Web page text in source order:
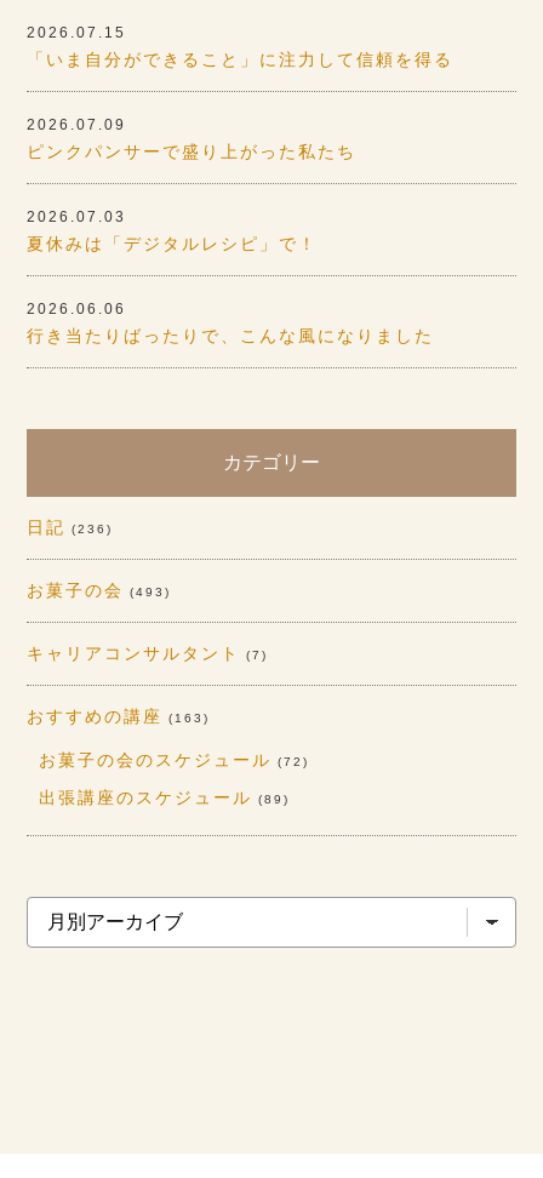
2026.07.15
「いま自分ができること」に注力して信頼を得る
2026.07.09
ピンクパンサーで盛り上がった私たち
2026.07.03
夏休みは「デジタルレシピ」で！
2026.06.06
行き当たりばったりで、こんな風になりました
カテゴリー
日記 (236)
お菓子の会 (493)
キャリアコンサルタント (7)
おすすめの講座 (163)
お菓子の会のスケジュール (72)
出張講座のスケジュール (89)